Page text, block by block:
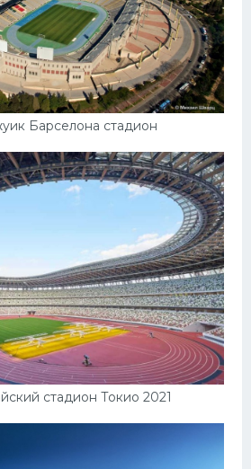
Барселона стадион
стадион Токио 2021